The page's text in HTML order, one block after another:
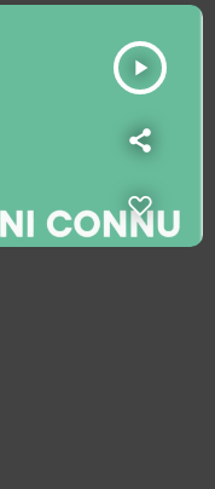
play_arrow